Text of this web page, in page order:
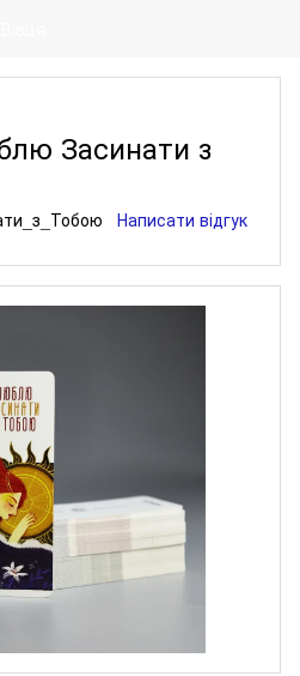
Засинати з
Написати відгук